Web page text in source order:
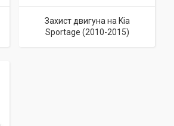
Захист двигуна на Kia
Sportage (2010-2015)